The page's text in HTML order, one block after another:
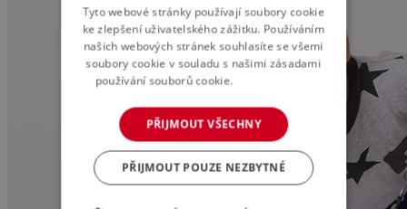
Tyto webové stránky používají soubory cookie
ke zlepšení uživatelského zážitku. Používáním
našich webových stránek souhlasíte se všemi
soubory cookie v souladu s našimi zásadami
používání souborů cookie.
PŘIJMOUT VŠECHNY
PŘIJMOUT POUZE NEZBYTNÉ